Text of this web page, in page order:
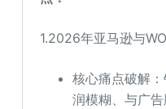
1.2026年亚马逊与
核心痛点破解
润模糊、与广